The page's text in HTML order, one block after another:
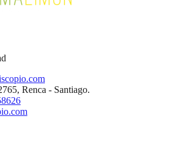
Renca - Santiago.